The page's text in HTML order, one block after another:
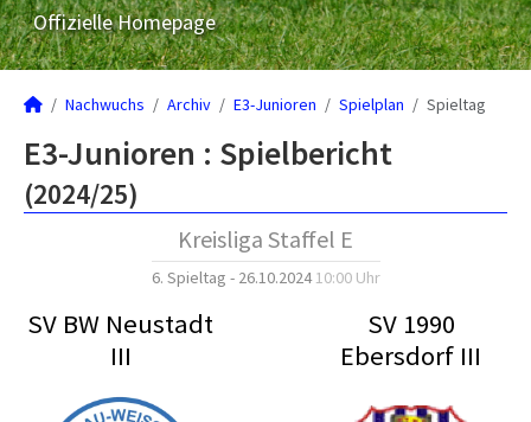
Offizielle Homepage
Nachwuchs Archiv E3-Junioren Spielplan Spieltag
E3-Junioren : Spielbericht
(2024/25)
Kreisliga Staffel E
6. Spieltag - 26.10.202410:00 Uhr
SV BW Neustadt
III
SV 1990
Ebersdorf III